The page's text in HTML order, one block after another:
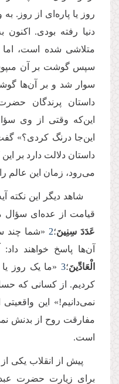
روز یا پاره‌ای از روز.
دنیا رفته بودی.
متلاشى شده است، اما
سپس گوشت بر آن
سوار شد و بر آن‌ها
داستان پرندگان
این‌که وقتی از وی
این‌جا درنگ کردی؟»
داستان دلالت دارد بر
می‌رود، زمان این عالم
شاهد دیگر این نکته
قیامت از عده‌ای
عَدَدَ سِنِینَ؛2 «شما چند
آن‌ها پاسخ خواهند داد:
الْعَادِّینَ؛3 «ما یک روز
کردیم. از کسانی که
نمی‌دانیم!» این
مفارقت روح از بدنش
است.
پیش از انقلاب یکی از
برای زیارت حضرت